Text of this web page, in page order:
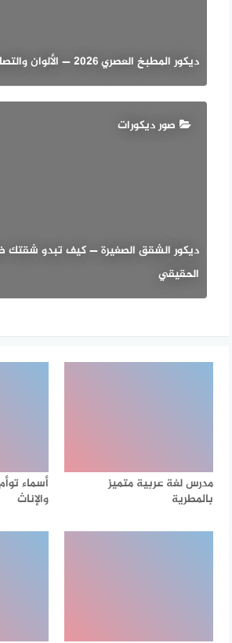
ديكور المطبخ العصري 2026 — الألوان والتصاميم
صور ديكورات
ديكور الشقق الصغيرة — كيف تبدو
الحقيقي
مدرس لغة عربية متميز
بالمطرية
أسماء
والإناث